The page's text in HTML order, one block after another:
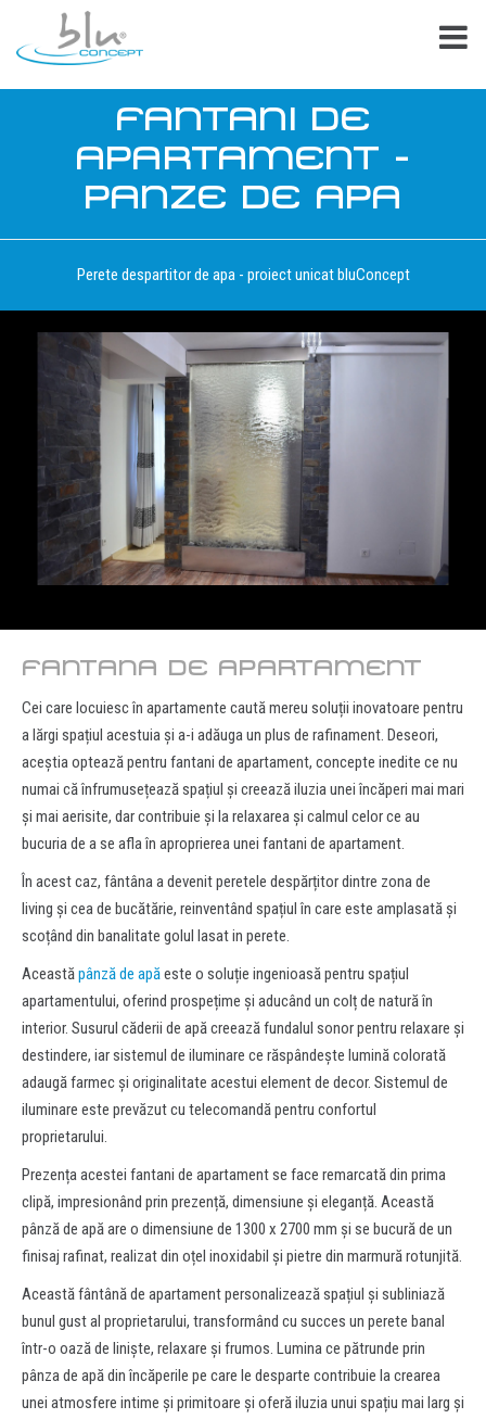
FANTANI DE
APARTAMENT -
PANZE DE APA
Perete despartitor de apa - proiect unicat bluConcept
FANTANA DE APARTAMENT
Cei care locuiesc în apartamente caută mereu soluții inovatoare pentru
a lărgi spațiul acestuia și a-i adăuga un plus de rafinament. Deseori,
aceștia optează pentru fantani de apartament, concepte inedite ce nu
numai că înfrumusețează spațiul și creează iluzia unei încăperi mai mari
și mai aerisite, dar contribuie și la relaxarea și calmul celor ce au
bucuria de a se afla în aproprierea unei fantani de apartament.
În acest caz, fântâna a devenit peretele despărțitor dintre zona de
living și cea de bucătărie, reinventând spațiul în care este amplasată și
scoțând din banalitate golul lasat in perete.
Aceastăpânză de apăeste o soluție ingenioasă pentru spațiul
apartamentului, oferind prospețime și aducând un colț de natură în
interior. Susurul căderii de apă creează fundalul sonor pentru relaxare și
destindere, iar sistemul de iluminare ce răspândește lumină colorată
adaugă farmec și originalitate acestui element de decor. Sistemul de
iluminare este prevăzut cu telecomandă pentru confortul
proprietarului.
Prezența acestei fantani de apartament se face remarcată din prima
clipă, impresionând prin prezență, dimensiune și eleganță. Această
pânză de apă are o dimensiune de 1300 x 2700 mm și se bucură de un
finisaj rafinat, realizat din oțel inoxidabil și pietre din marmură rotunjită.
Această fântână de apartament personalizează spațiul și subliniază
bunul gust al proprietarului, transformând cu succes un perete banal
într-o oază de liniște, relaxare și frumos. Lumina ce pătrunde prin
pânza de apă din încăperile pe care le desparte contribuie la crearea
unei atmosfere intime și primitoare și oferă iluzia unui spațiu mai larg și